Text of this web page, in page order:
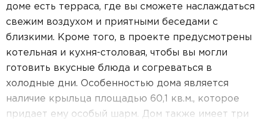
доме есть терраса, где вы сможете наслаждаться
свежим воздухом и приятными беседами с
близкими. Кроме того, в проекте предусмотрены
котельная и кухня-столовая, чтобы вы могли
готовить вкусные блюда и согреваться в
холодные дни. Особенностью дома является
наличие крыльца площадью 60,1 кв.м., которое
придает ему особый шарм. Дом также имеет три